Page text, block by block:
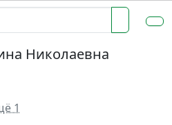
Николаевна
1